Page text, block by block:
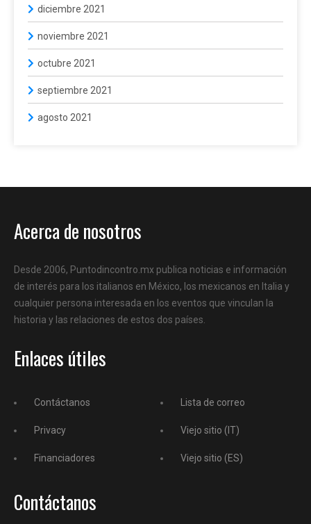
diciembre 2021
noviembre 2021
octubre 2021
septiembre 2021
agosto 2021
Acerca de nosotros
Desde 2006, Puntodincontro.mx publica noticias e información
de interés para los italianos en México, los mexicanos en Italia y
cualquier persona interesada en los eventos que vinculan la
historia y las relaciones de estos dos países.
Enlaces útiles
Contáctanos
Privacy
Financiadores
Lista de correo
Viejo sitio (IT)
Viejo sitio (ES)
Contáctanos